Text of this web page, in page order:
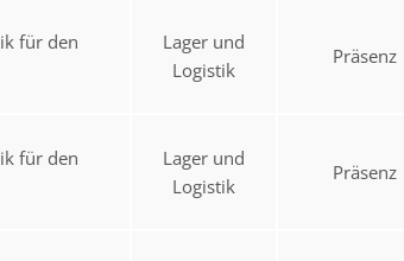
für den
Lager und
Logistik
Präsenz
für den
Lager und
Logistik
Präsenz